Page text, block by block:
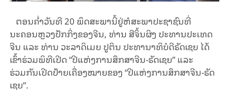
ຕອນຄໍ່າວັນທີ 20 ພຶດສະພານີ້ຢູ່ຫໍສະພາປະຊາຊົນທີ່
ນະຄອນຫຼວງປັກກິ່ງຂອງຈີນ, ທ່ານ ສີຈິ້ນຜິງ ປະທານປະເທດ
ຈີນ ແລະ ທ່ານ ວະລາດິເມຍ ປູຕິນ ປະທານາທິບໍດີຣັດເຊຍ ໄດ້
ເຂົ້າຮ່ວມພິທີເປີດ “ປີແຫ່ງການ​ສຶກ​ສາ​ຈີນ-ຣັດ​ເຊຍ” ແລະ
ຮ່ວມກັນເປີດປ້າຍເຄື່ອງໝາຍຂອງ “ປີແຫ່ງການ​ສຶກ​ສາ​ຈີນ-ຣັດ​
ເຊຍ”.